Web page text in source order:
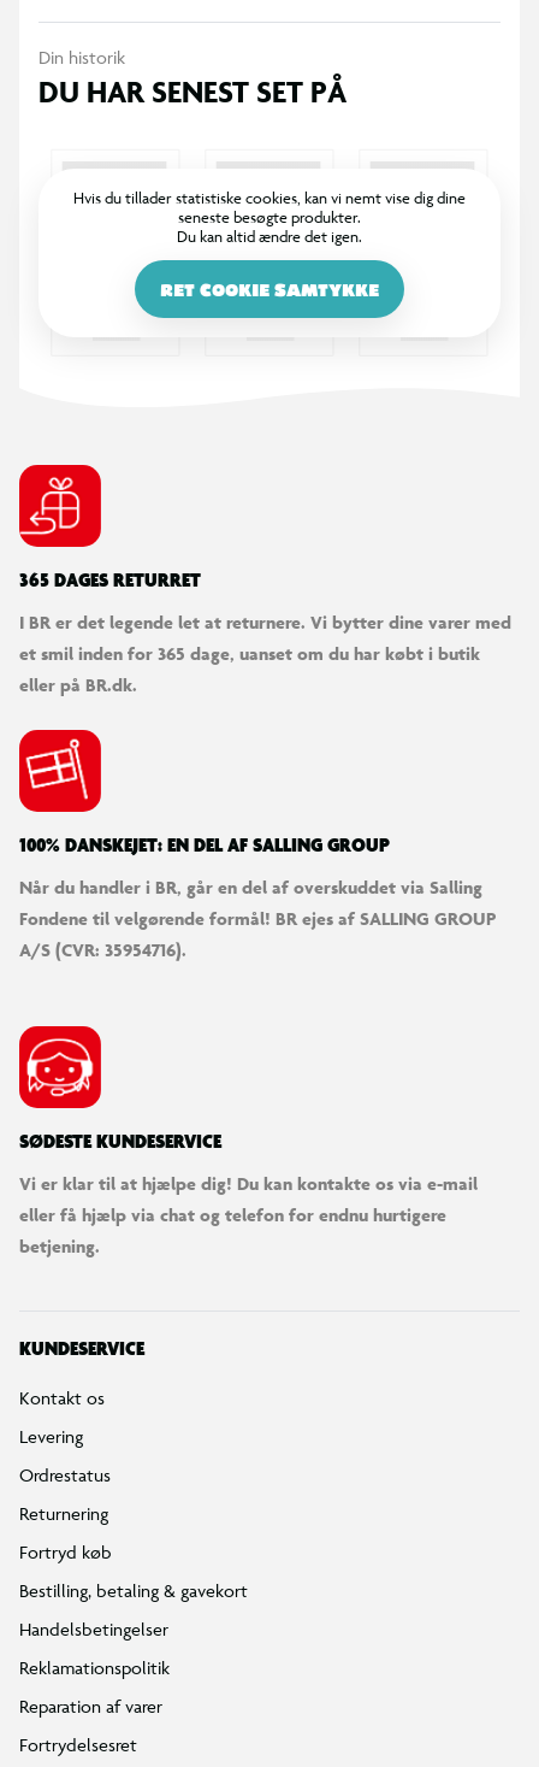
Din historik
DU HAR SENEST SET PÅ
Hvis du tillader statistiske cookies, kan vi nemt vise dig dine
seneste besøgte produkter.
Du kan altid ændre det igen.
RET COOKIE SAMTYKKE
365 DAGES RETURRET
I BR er det legende let at returnere. Vi bytter dine varer med
et smil inden for 365 dage, uanset om du har købt i butik
eller på BR.dk.
100% DANSKEJET: EN DEL AF SALLING GROUP
Når du handler i BR, går en del af overskuddet via Salling
Fondene til velgørende formål! BR ejes af SALLING GROUP
A/S (CVR: 35954716).
SØDESTE KUNDESERVICE
Vi er klar til at hjælpe dig! Du kan kontakte os via e-mail
eller få hjælp via chat og telefon for endnu hurtigere
betjening.
KUNDESERVICE
Kontakt os
Levering
Ordrestatus
Returnering
Fortryd køb
Bestilling, betaling & gavekort
Handelsbetingelser
Reklamationspolitik
Reparation af varer
Fortrydelsesret